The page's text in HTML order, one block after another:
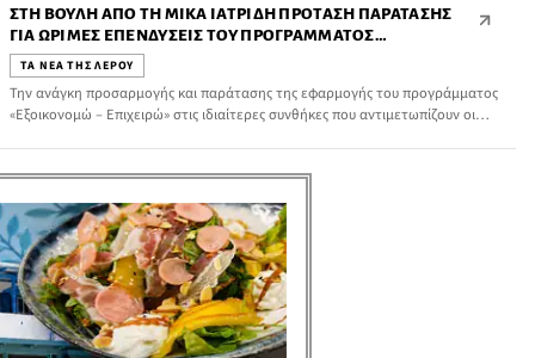
Γιώργος Νικητιάδης, με Ερώτηση που κατέθεσε τη Δευτέρα 20 Ιουλίου 2026
προς τον Υπουργό Υγείας Άδωνι Γεωργιάδη
ΣΤΗ ΒΟΥΛΉ ΑΠΌ ΤΗ ΜΊΚΑ ΙΑΤΡΊΔΗ ΠΡΌΤΑΣΗ ΠΑΡΆΤΑΣΗΣ
ΓΙΑ ΏΡΙΜΕΣ ΕΠΕΝΔΎΣΕΙΣ ΤΟΥ ΠΡΟΓΡΆΜΜΑΤΟΣ
«ΕΞΟΙΚΟΝΟΜΏ – ΕΠΙΧΕΙΡΏ» ΣΤΙΣ ΝΗΣΙΩΤΙΚΈΣ ΠΕΡΙΟΧΈΣ
ΤΑ ΝΕΑ ΤΗΣ ΛΕΡΟΥ
Την ανάγκη προσαρμογής και παράτασης της εφαρμογής του προγράμματος
«Εξοικονομώ – Επιχειρώ» στις ιδιαίτερες συνθήκες που αντιμετωπίζουν οι
και Οικονομικών, η Μίκα Ιατρίδη.